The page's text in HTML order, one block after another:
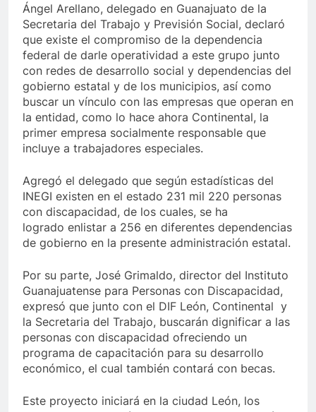
Ángel Arellano, delegado en Guanajuato de la
Secretaria del Trabajo y Previsión Social, declaró
que existe el compromiso de la dependencia
federal de darle operatividad a este grupo junto
con redes de desarrollo social y dependencias del
gobierno estatal y de los municipios, así como
buscar un vínculo con las empresas que operan en
la entidad, como lo hace ahora Continental, la
primer empresa socialmente responsable que
incluye a trabajadores especiales.
Agregó el delegado que según estadísticas del
INEGI existen en el estado 231 mil 220 personas
con discapacidad, de los cuales, se ha
logrado enlistar a 256 en diferentes dependencias
de gobierno en la presente administración estatal.
Por su parte, José Grimaldo, director del Instituto
Guanajuatense para Personas con Discapacidad,
expresó que junto con el DIF León, Continental y
la Secretaria del Trabajo, buscarán dignificar a las
personas con discapacidad ofreciendo un
programa de capacitación para su desarrollo
económico, el cual también contará con becas.
Este proyecto iniciará en la ciudad León, los